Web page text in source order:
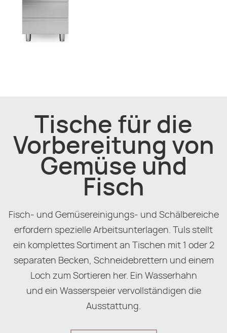
Tische für die
Vorbereitung von
Gemüse und
Fisch
Fisch- und Gemüsereinigungs- und Schälbereiche
erfordern spezielle Arbeitsunterlagen. Tuls stellt
ein komplettes Sortiment an Tischen mit 1 oder 2
separaten Becken, Schneidebrettern und einem
Loch zum Sortieren her. Ein Wasserhahn
und ein Wasserspeier vervollständigen die
Ausstattung.